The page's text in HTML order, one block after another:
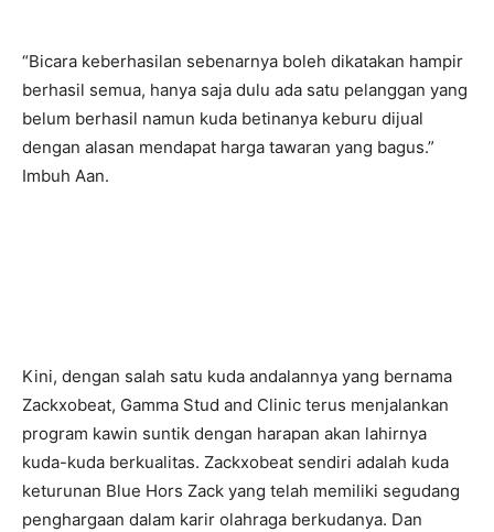
“Bicara keberhasilan sebenarnya boleh dikatakan hampir
berhasil semua, hanya saja dulu ada satu pelanggan yang
belum berhasil namun kuda betinanya keburu dijual
dengan alasan mendapat harga tawaran yang bagus.”
Imbuh Aan.
Kini, dengan salah satu kuda andalannya yang bernama
Zackxobeat, Gamma Stud and Clinic terus menjalankan
program kawin suntik dengan harapan akan lahirnya
kuda-kuda berkualitas. Zackxobeat sendiri adalah kuda
keturunan Blue Hors Zack yang telah memiliki segudang
penghargaan dalam karir olahraga berkudanya. Dan